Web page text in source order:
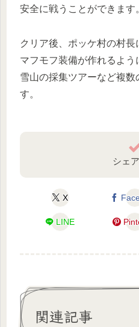
安全に戦うことができます
クリア後、ポッケ村の村長
マフモフ装備が作れるよう
雪山の採集ツアーなど複数
す。
シェ
X
LINE
関連記事